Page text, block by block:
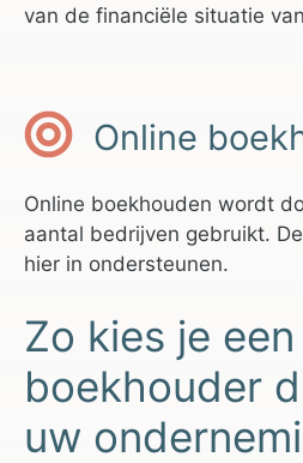
van de financiële situatie
Online
Online boekhouden wordt
aantal bedrijven gebruikt.
hier in ondersteunen.
Zo kies je een
boekhouder
uw